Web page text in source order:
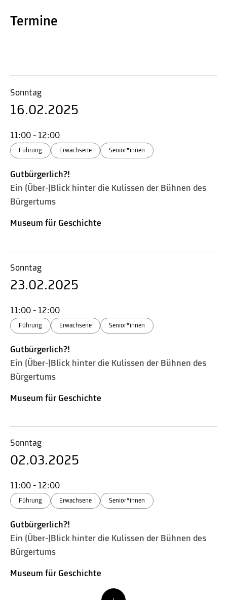
Termine
Sonntag
16.02.2025
11:00 - 12:00
Führung Erwachsene Senior*innen
Gutbürgerlich?!
Ein (Über-)Blick hinter die Kulissen der Bühnen des
Bürgertums
Museum für Geschichte
Sonntag
23.02.2025
11:00 - 12:00
Führung Erwachsene Senior*innen
Gutbürgerlich?!
Ein (Über-)Blick hinter die Kulissen der Bühnen des
Bürgertums
Museum für Geschichte
Sonntag
02.03.2025
11:00 - 12:00
Führung Erwachsene Senior*innen
Gutbürgerlich?!
Ein (Über-)Blick hinter die Kulissen der Bühnen des
Bürgertums
Museum für Geschichte